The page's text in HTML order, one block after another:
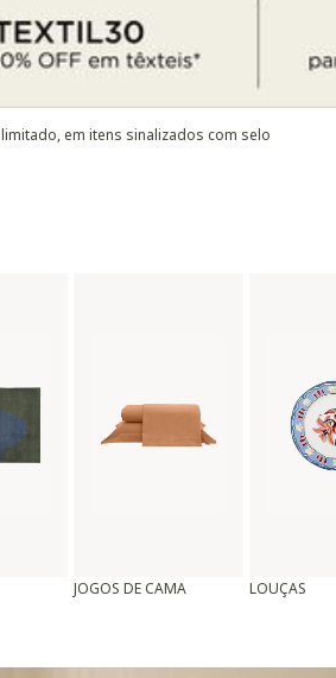
em itens sinalizados com selo
JOGOS DE CAMA LOUÇAS